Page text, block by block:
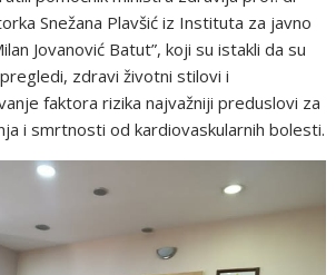
Snežana Plavšić iz Instituta za javno
Jovanović Batut”, koji su istakli da su
zdravi životni stilovi i
faktora rizika najvažniji preduslovi za
i smrtnosti od kardiovaskularnih bolesti.